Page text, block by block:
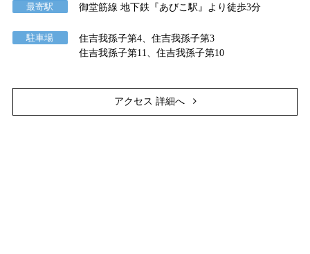
最寄駅 御堂筋線 地下鉄『あびこ駅』より徒歩3分
駐車場
住吉我孫子第4、住吉我孫子第3
住吉我孫子第11、住吉我孫子第10
アクセス 詳細へ